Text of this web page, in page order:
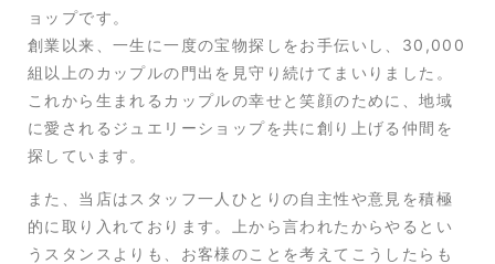
ョップです。
創業以来、一生に一度の宝物探しをお手伝いし、30,000
組以上のカップルの門出を見守り続けてまいりました。
これから生まれるカップルの幸せと笑顔のために、地域
に愛されるジュエリーショップを共に創り上げる仲間を
探しています。
また、当店はスタッフ一人ひとりの自主性や意見を積極
的に取り入れております。上から言われたからやるとい
うスタンスよりも、お客様のことを考えてこうしたらも